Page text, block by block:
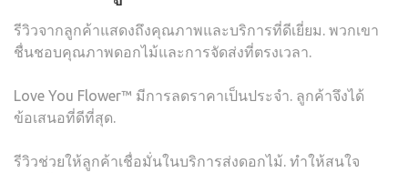
รีวิวจากลูกค้าแสดงถึงคุณภาพและบริการที่ดีเยี่ยม. พวกเขา
ชื่นชอบคุณภาพดอกไม้และการจัดส่งที่ตรงเวลา.
Love You Flower™ มีการลดราคาเป็นประจำ. ลูกค้าจึงได้
ข้อเสนอที่ดีที่สุด.
รีวิวช่วยให้ลูกค้าเชื่อมั่นในบริการส่งดอกไม้. ทำให้สนใจ